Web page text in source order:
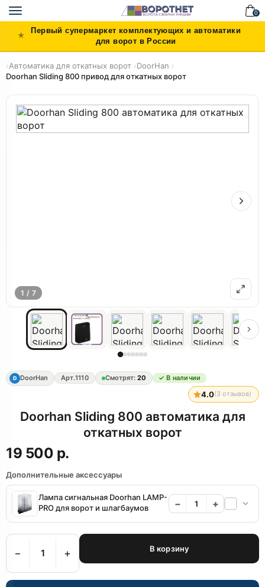
Toggle
navigation
0
Первый супермаркет комплектующих и автоматики
для ворот в России
›Автоматика для откатных ворот ›DoorHan ›
Doorhan Sliding 800 привод для откатных ворот
1 / 7
D DoorHan Арт.1110 Смотрят: 20 ✓ В наличии
4.0(3 отзывов)
Doorhan Sliding 800 автоматика для
откатных ворот
19 500 р.
Дополнительные аксессуары
Лампа сигнальная Doorhan LAMP-
PRO для ворот и шлагбаумов
− +
− + В корзину